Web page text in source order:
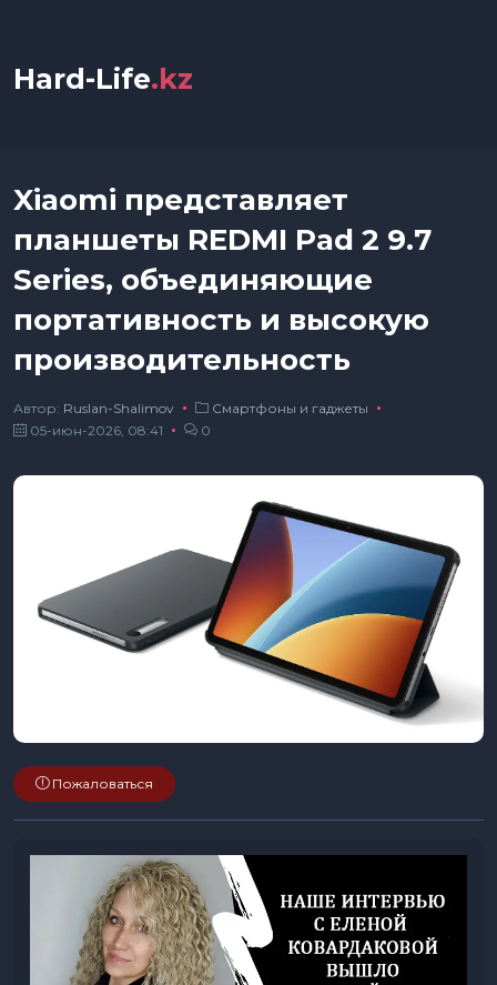
Hard-Life.kz
Xiaomi представляет
планшеты REDMI Pad 2 9.7
Series, объединяющие
портативность и высокую
производительность
Автор: Ruslan-Shalimov
Смартфоны и гаджеты
05-июн-2026, 08:41
0
Пожаловаться